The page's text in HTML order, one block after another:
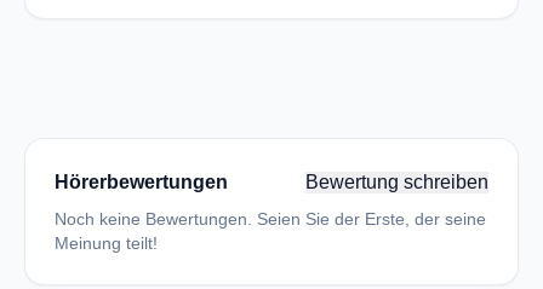
Hörerbewertungen Bewertung schreiben
Noch keine Bewertungen. Seien Sie der Erste, der seine
Meinung teilt!